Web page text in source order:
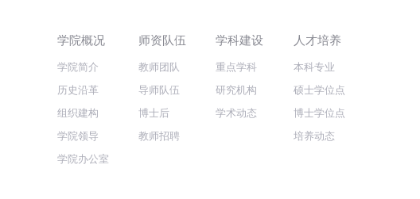
学院概况
学院简介
历史沿革
组织建构
学院领导
学院办公室
师资队伍
教师团队
导师队伍
博士后
教师招聘
学科建设
重点学科
研究机构
学术动态
人才培养
本科专业
硕士学位点
博士学位点
培养动态